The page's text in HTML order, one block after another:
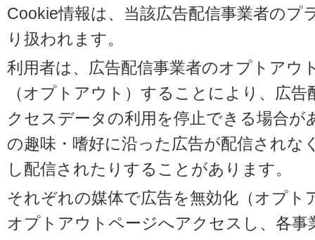
Cookie情報は、当該広告配信事業者のプ
り扱われます。
利用者は、広告配信事業者のオプトアウ
（オプトアウト）することにより、広
クセスデータの利用を停止できる場合が
の趣味・嗜好に沿った広告が配信されな
し配信されたりすることがあります。
それぞれの媒体で広告を無効化（オプト
オプトアウトページへアクセスし、各